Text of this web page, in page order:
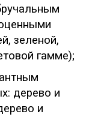
зеленой,
гамме);
дерево и
и